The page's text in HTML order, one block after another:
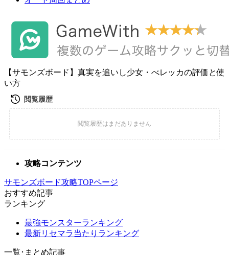
【サモンズボード】真実を追いし少女・べレッカの評価と使
い方
攻略コンテンツ
サモンズボード攻略TOPページ
おすすめ記事
ランキング
最強モンスターランキング
最新リセマラ当たりランキング
一覧･まとめ記事